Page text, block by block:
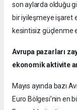
son aylarda olduğu
bir iyileşmeye işaret
kesintisiz güçlenme
Avrupa pazarları
ekonomik aktivite
Mayıs ayında bazı
Euro Bölgesi’nin en